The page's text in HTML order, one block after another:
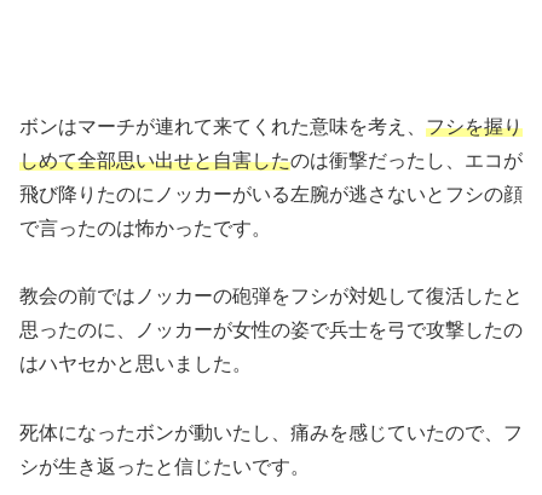
ボンはマーチが連れて来てくれた意味を考え、 フシを握り
しめて全部思い出せと自害したのは衝撃だったし、エコが
飛び降りたのにノッカーがいる左腕が逃さないとフシの顔
で言ったのは怖かったです。
教会の前ではノッカーの砲弾をフシが対処して復活したと
思ったのに、ノッカーが女性の姿で兵士を弓で攻撃したの
はハヤセかと思いました。
死体になったボンが動いたし、痛みを感じていたので、フ
シが生き返ったと信じたいです。